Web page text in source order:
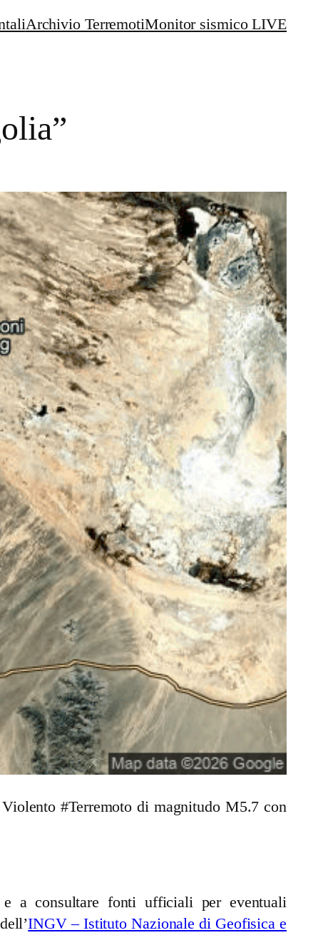
Archivio TerremotiMonitor sismico LIVE
#Terremoto di magnitudo M5.7 con
a consultare fonti ufficiali per eventuali
INGV – Istituto Nazionale di Geofisica e